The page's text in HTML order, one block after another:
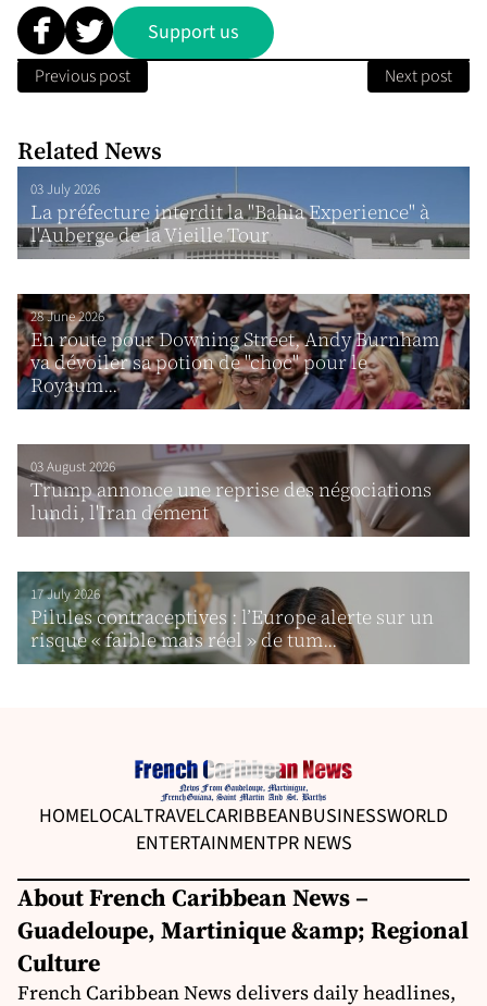
Support us
Previous post Next post
Related News
03 July 2026
La préfecture interdit la "Bahia Experience" à
l'Auberge de la Vieille Tour
28 June 2026
En route pour Downing Street, Andy Burnham
va dévoiler sa potion de "choc" pour le
Royaum...
03 August 2026
Trump annonce une reprise des négociations
lundi, l'Iran dément
17 July 2026
Pilules contraceptives : l’Europe alerte sur un
risque « faible mais réel » de tum...
HOMELOCALTRAVELCARIBBEANBUSINESSWORLD
ENTERTAINMENTPR NEWS
About French Caribbean News –
Guadeloupe, Martinique &amp; Regional
Culture
French Caribbean News delivers daily headlines,